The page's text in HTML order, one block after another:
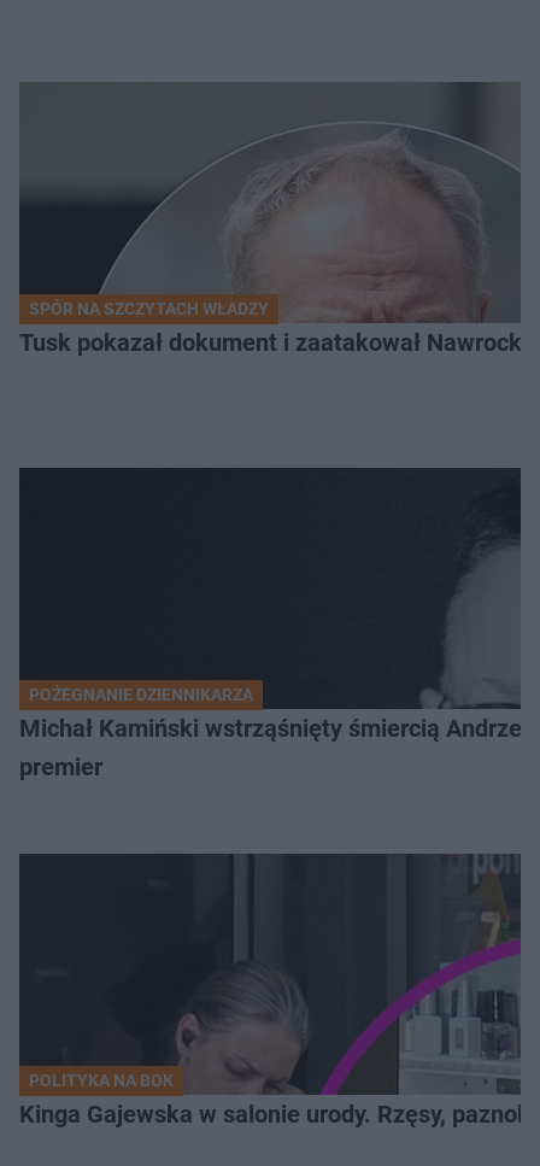
SPÓR NA SZCZYTACH WŁADZY
Tusk pokazał dokument i zaatakował
POŻEGNANIE DZIENNIKARZA
Michał Kamiński wstrząśnięty śmiercią
premier
POLITYKA NA BOK
Kinga Gajewska w salonie urody. Rzęsy,